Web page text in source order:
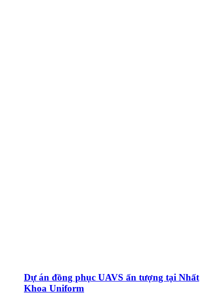
Dự án đồng phục UAVS ấn tượng tại Nhất
Khoa Uniform